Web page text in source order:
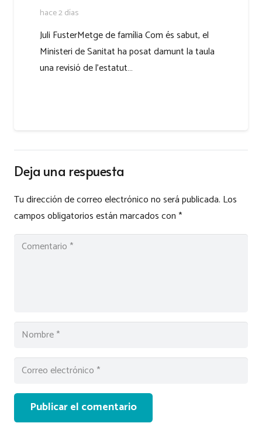
hace 2 días
Juli FusterMetge de família Com és sabut, el
Ministeri de Sanitat ha posat damunt la taula
una revisió de l’estatut…
Deja una respuesta
Tu dirección de correo electrónico no será publicada. Los
campos obligatorios están marcados con*
Publicar el comentario